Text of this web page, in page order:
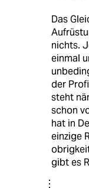
Das
nichts.
einmal
der
steht
schon
hat in
einzige
gibt es